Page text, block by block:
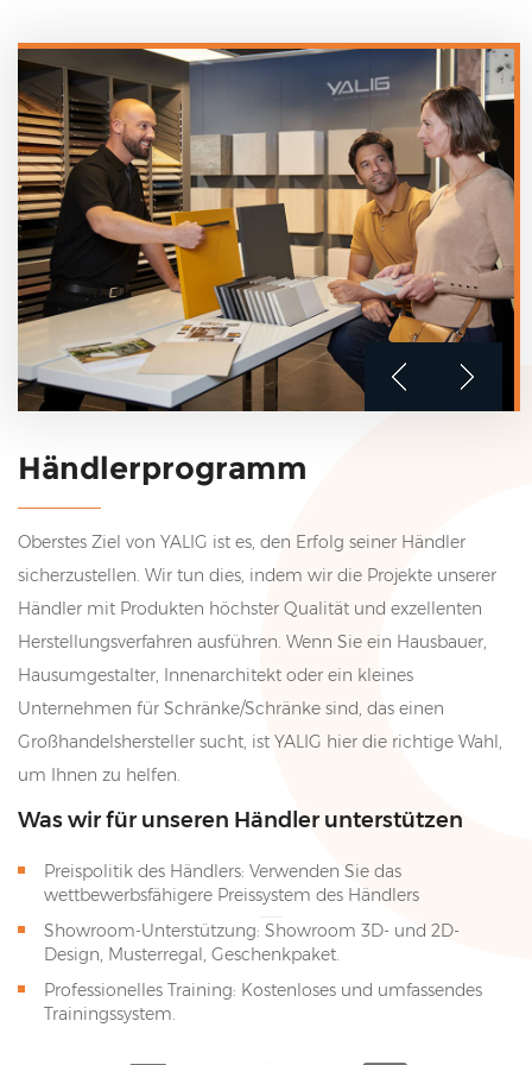
Leistung und wird nicht durch Feuchtigkeit beschädigt.
YALIG bietet Holzoptionen für Türverkleidungen,
einschließlich OSB-Platten, Sperrholz und Partikel,
kombiniert mit dem sehr hohen Standard der Materialien
für die Produktverwendung um die besten
Qualitätsprodukte für unsere Kunden zu bringen. 9. So
bearbeiten Sie Ihre Bestellung Messung » Schnelles
Angebot » 3D- und 2D-Design » Produktion » Verpackung »
Lieferung » Installation 10. Unser Team
Händlerprogramm
Oberstes Ziel von YALIG ist es, den Erfolg seiner Händler
sicherzustellen. Wir tun dies, indem wir die Projekte unserer
Händler mit Produkten höchster Qualität und exzellenten
Herstellungsverfahren ausführen. Wenn Sie ein Hausbauer,
Hausumgestalter, Innenarchitekt oder ein kleines
Unternehmen für Schränke/Schränke sind, das einen
Großhandelshersteller sucht, ist YALIG hier die richtige Wahl,
um Ihnen zu helfen.
Was wir für unseren Händler unterstützen
Preispolitik des Händlers: Verwenden Sie das
wettbewerbsfähigere Preissystem des Händlers
Showroom-Unterstützung: Showroom 3D- und 2D-
Design, Musterregal, Geschenkpaket.
Professionelles Training: Kostenloses und umfassendes
Trainingssystem.